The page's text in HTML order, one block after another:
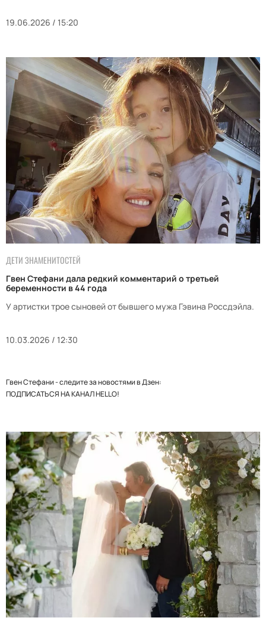
19.06.2026 / 15:20
ДЕТИ ЗНАМЕНИТОСТЕЙ
Гвен Стефани дала редкий комментарий о третьей
беременности в 44 года
У артистки трое сыновей от бывшего мужа Гэвина Россдэйла.
10.03.2026 / 12:30
Гвен Стефани - следите за новостями в Дзен:
ПОДПИСАТЬСЯ НА КАНАЛ HELLO!